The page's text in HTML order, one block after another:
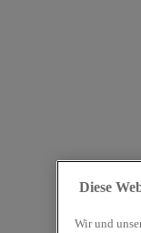
Diese
Wir und